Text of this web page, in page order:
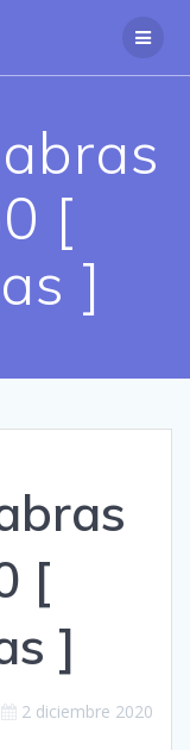
[
]
[
]
2 diciembre 2020